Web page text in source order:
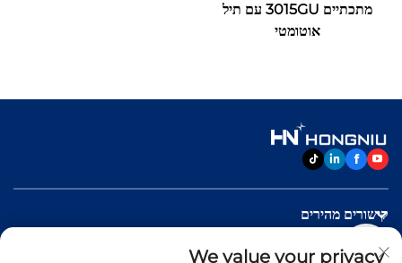
מתכתיים 3015GU עם תיל
אוטומטי
קישורים מהירים
We value your privacy